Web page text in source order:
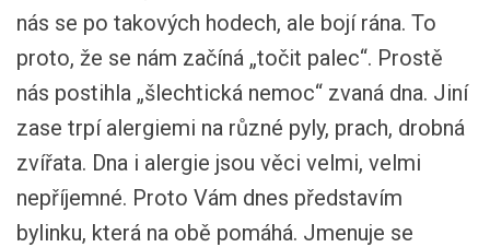
nás se po takových hodech, ale bojí rána. To
proto, že se nám začíná „točit palec“. Prostě
nás postihla „šlechtická nemoc“ zvaná dna. Jiní
zase trpí alergiemi na různé pyly, prach, drobná
zvířata. Dna i alergie jsou věci velmi, velmi
nepříjemné. Proto Vám dnes představím
bylinku, která na obě pomáhá. Jmenuje se